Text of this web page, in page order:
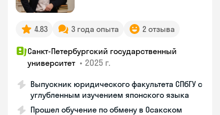
4.83 3 года опыта 2 отзыва
Санкт-Петербургский государственный
университет • 2025 г.
Выпускник юридического факультета СПбГУ с
углубленным изучением японского языка
Прошел обучение по обмену в Осакском